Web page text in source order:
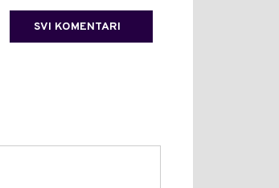
SVI KOMENTARI